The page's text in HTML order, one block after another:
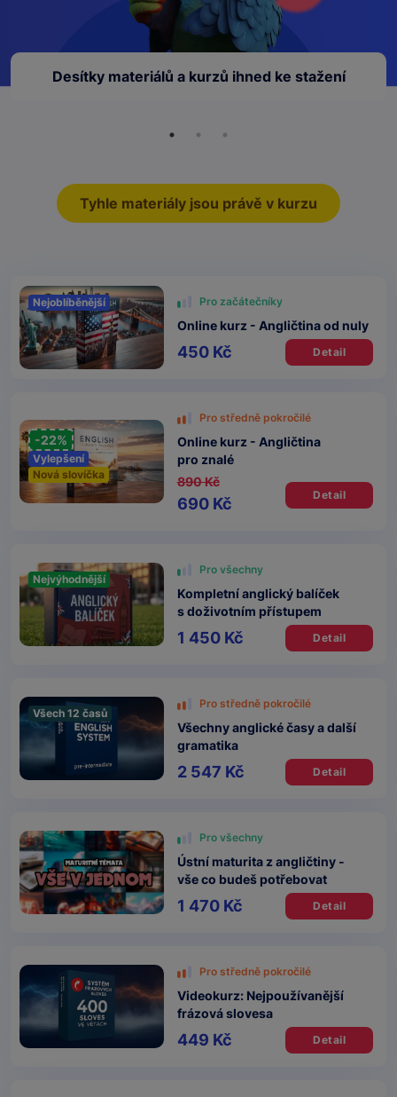
Desítky materiálů a kurzů ihned ke stažení
Tyhle materiály jsou právě v kurzu
Nejoblíběnější Pro začátečníky
Online kurz - Angličtina od nuly
450 Kč Detail
-22%
Vylepšení
Nová slovíčka
Pro středně pokročilé
Online kurz - Angličtina
pro znalé
890 Kč
690 Kč Detail
Nejvýhodnější
Pro všechny
Kompletní anglický balíček
s doživotním přístupem
1 450 Kč Detail
Všech 12 časů
Pro středně pokročilé
Všechny anglické časy a další
gramatika
2 547 Kč Detail
Pro všechny
Ústní maturita z angličtiny -
vše co budeš potřebovat
1 470 Kč Detail
Pro středně pokročilé
Videokurz: Nejpoužívanější
frázová slovesa
449 Kč Detail